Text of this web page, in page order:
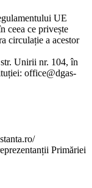
UE
ceea ce privește
circulație a acestor
Unirii nr. 104, în
office@dgas-
Primăriei